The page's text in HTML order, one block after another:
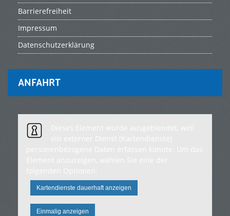
Barrierefreiheit
Impressum
Datenschutzerklärung
ANFAHRT
Kartendienste dauerhaft anzeigen
Einmalig anzeigen